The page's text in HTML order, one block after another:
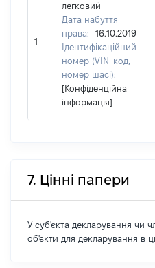
1
легковий
Дата набуття
права:
16.10.2019
Ідентифікаційний
номер (VIN-код,
номер шасі):
[Конфіденційна
інформація]
7. Цінні папери
У суб'єкта декларування чи
об'єкти для декларування в